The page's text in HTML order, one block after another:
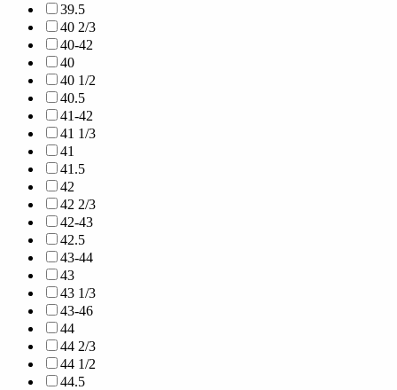
39.5
40 2/3
40-42
40
40 1/2
40.5
41-42
41 1/3
41
41.5
42
42 2/3
42-43
42.5
43-44
43
43 1/3
43-46
44
44 2/3
44 1/2
44.5